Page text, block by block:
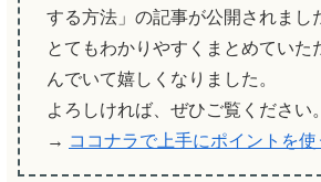
する方法」の記事が公開されまし
とてもわかりやすくまとめていた
んでいて嬉しくなりました。
よろしければ、ぜひご覧ください。
→ ココナラで上手にポイントを使